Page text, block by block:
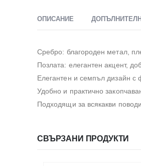
ОПИСАНИЕ
Сребро: благороден метал,
Позлата: елегантен акцент,
Елегантен и семпъл дизайн
Удобно и практично
Подходящи за всякакви поводи
СВЪРЗАНИ ПРОДУКТИ